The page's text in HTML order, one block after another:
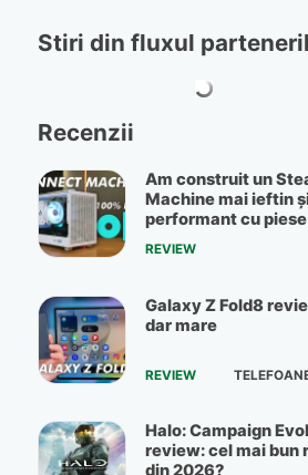
Stiri din fluxul
Recenzii
Am construit un
Machine mai ieftin
performant cu piese
OLX
REVIEW
Galaxy Z Fold8
dar mare
REVIEW
Halo: Campaign
review: cel mai bun
din 2026?